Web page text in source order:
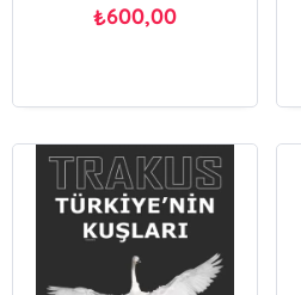
₺600,00